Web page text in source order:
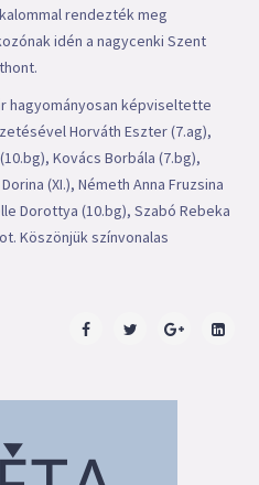
rendezték meg
idén a nagycenki Szent
hagyományosan képviseltette
Horváth Eszter (7.ag),
Kovács Borbála (7.bg),
(XI.), Németh Anna Fruzsina
Dorottya (10.bg), Szabó Rebeka
Köszönjük színvonalas